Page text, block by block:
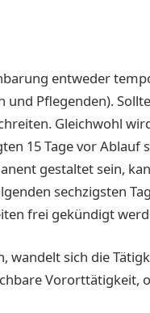
entweder
und Pflegenden).
Gleichwohl
15 Tage vor
gestaltet sein,
sechzigsten
frei gekündigt
wandelt sich die
Vororttätigkeit,